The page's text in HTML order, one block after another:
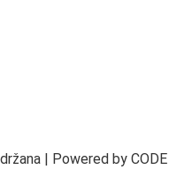
| Powered by CODE